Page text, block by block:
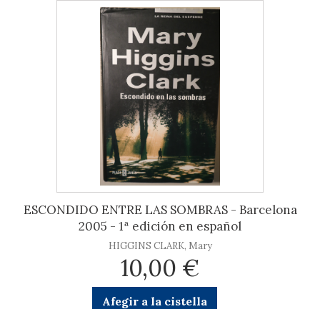
ESCONDIDO ENTRE LAS SOMBRAS - Barcelona
2005 - 1ª edición en español
HIGGINS CLARK, Mary
10,00 €
Afegir a la cistella